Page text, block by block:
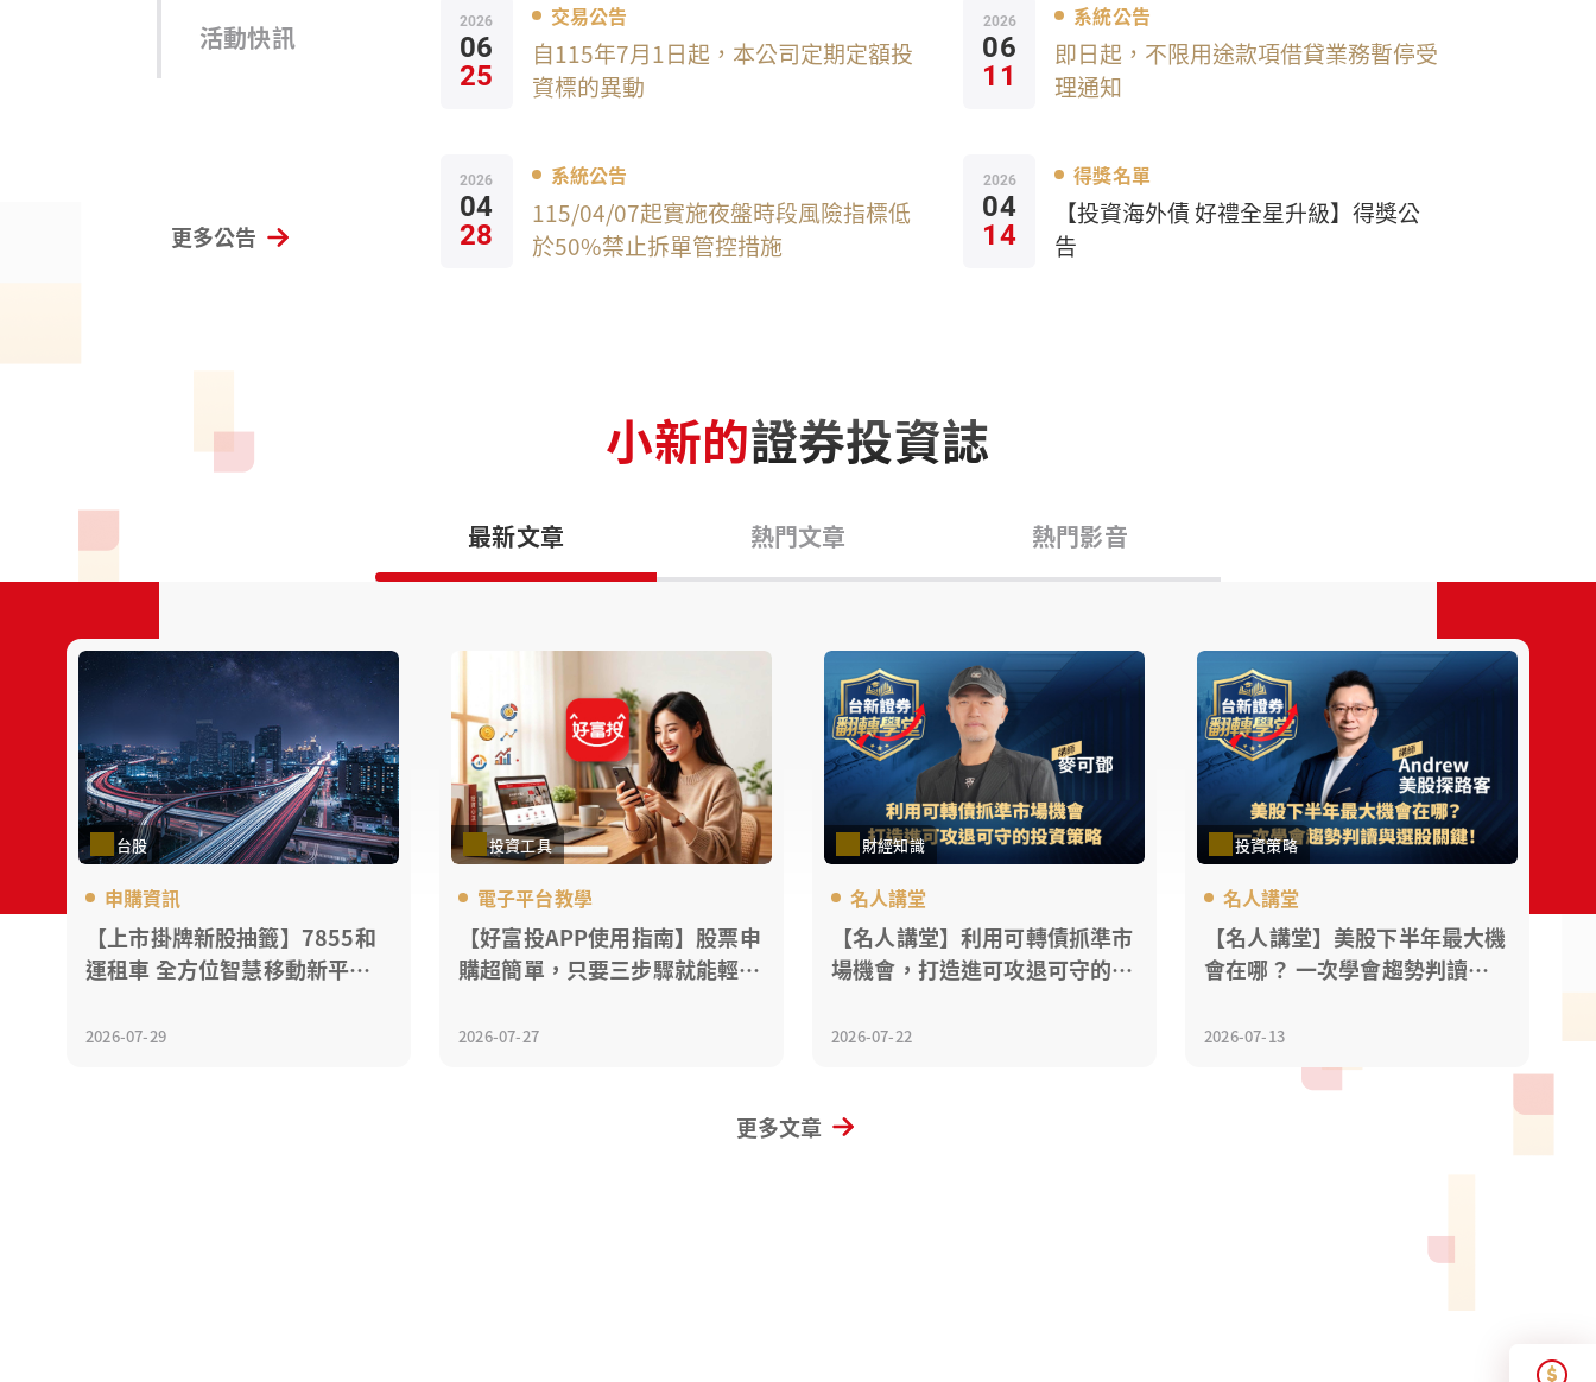
活動快訊 2026
06
25
交易公告
自115年7月1日起，本公司定期定額投
資標的異動
2026
06
11
系統公告
即日起，不限用途款項借貸業務暫停受
理通知
2026
04
28
系統公告
115/04/07起實施夜盤時段風險指標低
於50%禁止拆單管控措施
2026
04
14
得獎名單
【投資海外債 好禮全星升級】得獎公
告
更多公告
小新的證券投資誌
最新文章 熱門文章 熱門影音
台股
申購資訊
【上市掛牌新股抽籤】7855和
運租車 全方位智慧移動新平台
2026-07-29
投資工具
電子平台教學
【好富投APP使用指南】股票申
購超簡單，只要三步驟就能輕鬆
2026-07-27
財經知識
名人講堂
【名人講堂】利用可轉債抓準市
場機會，打造進可攻退可守的投
2026-07-22
投資策略
名人講堂
【名人講堂】美股下半年最大機
會在哪？ 一次學會趨勢判讀與
2026-07-13
更多文章